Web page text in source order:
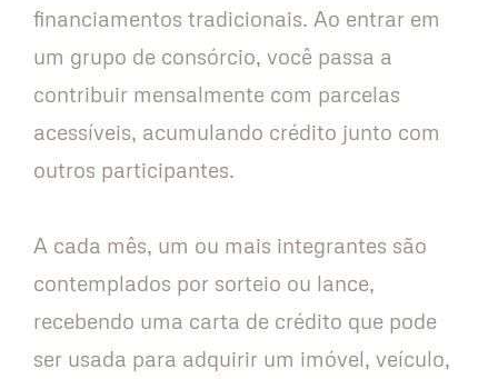
financiamentos tradicionais. Ao entrar em
um grupo de consórcio, você passa a
contribuir mensalmente com parcelas
acessíveis, acumulando crédito junto com
outros participantes.
A cada mês, um ou mais integrantes são
contemplados por sorteio ou lance,
recebendo uma carta de crédito que pode
ser usada para adquirir um imóvel, veículo,